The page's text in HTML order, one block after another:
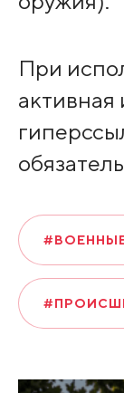
При
активная